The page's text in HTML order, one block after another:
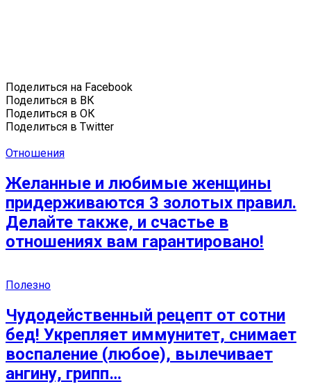
Поделиться на Facebook
Поделиться в ВК
Поделиться в ОК
Поделиться в Twitter
Отношения
Желанные и любимые женщины
придерживаются 3 золотых правил.
Делайте также, и счастье в
отношениях вам гарантировано!
Полезно
Чудодейственный рецепт от сотни
бед! Укрепляет иммунитет, снимает
воспаление (любое), вылечивает
ангину, грипп…